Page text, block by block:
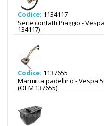
Codice: 1134117
Serie contatti Piaggio -
134117)
Codice: 1137655
Marmitta padellino - Vespa 50
(OEM 137655)